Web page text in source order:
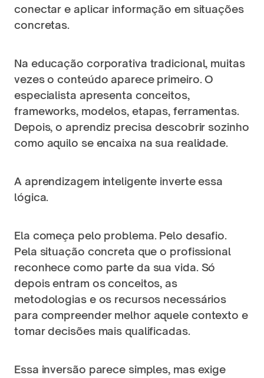
conectar e aplicar informação em situações
concretas.
Na educação corporativa tradicional, muitas
vezes o conteúdo aparece primeiro. O
especialista apresenta conceitos,
frameworks, modelos, etapas, ferramentas.
Depois, o aprendiz precisa descobrir sozinho
como aquilo se encaixa na sua realidade.
A aprendizagem inteligente inverte essa
lógica.
Ela começa pelo problema. Pelo desafio.
Pela situação concreta que o profissional
reconhece como parte da sua vida. Só
depois entram os conceitos, as
metodologias e os recursos necessários
para compreender melhor aquele contexto e
tomar decisões mais qualificadas.
Essa inversão parece simples, mas exige